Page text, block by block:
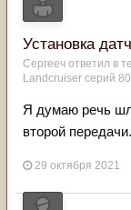
Установка
Сергееч ответил в
Landcruiser серий
Я думаю речь
второй
29 октября 2021